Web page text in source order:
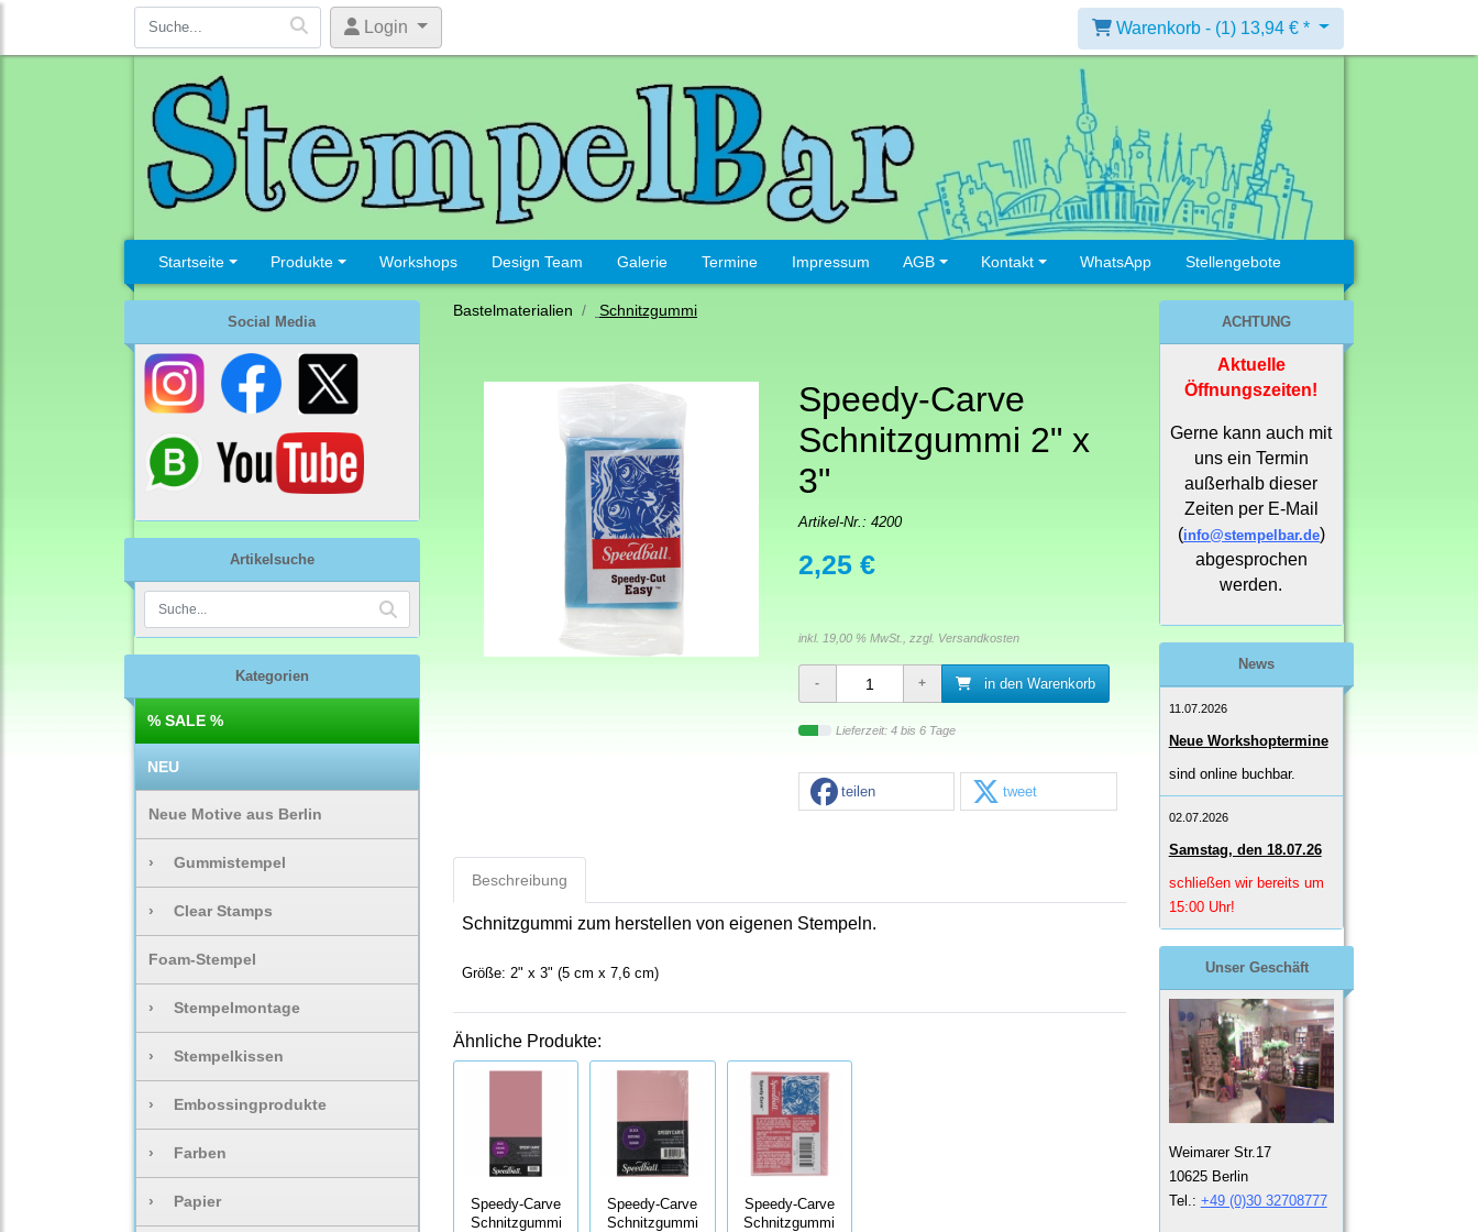
Login Warenkorb - (1) 13,94 € *
Startseite Produkte Workshops Design Team Galerie Termine Impressum AGB Kontakt WhatsApp Stellengebote
Social Media
Artikelsuche
Kategorien
% SALE %
NEU
Neue Motive aus Berlin
› Gummistempel
› Clear Stamps
Foam-Stempel
› Stempelmontage
› Stempelkissen
› Embossingprodukte
› Farben
› Papier
Bastelmaterialien Schnitzgummi
Speedy-Carve
Schnitzgummi 2" x
3"
Artikel-Nr.: 4200
2,25 €
inkl. 19,00 % MwSt., zzgl. Versandkosten
in den Warenkorb
Lieferzeit: 4 bis 6 Tage
teilen tweet
Beschreibung
Schnitzgummi zum herstellen von eigenen Stempeln.
Größe: 2" x 3" (5 cm x 7,6 cm)
Ähnliche Produkte:
Speedy-Carve
Schnitzgummi
Speedy-Carve
Schnitzgummi
Speedy-Carve
Schnitzgummi
ACHTUNG
Aktuelle
Öffnungszeiten!
Gerne kann auch mit
uns ein Termin
außerhalb dieser
Zeiten per E-Mail
(info@stempelbar.de)
abgesprochen
werden.
News
11.07.2026
Neue Workshoptermine
sind online buchbar.
02.07.2026
Samstag, den 18.07.26
schließen wir bereits um
15:00 Uhr!
Unser Geschäft
Weimarer Str.17
10625 Berlin
Tel.: +49 (0)30 32708777